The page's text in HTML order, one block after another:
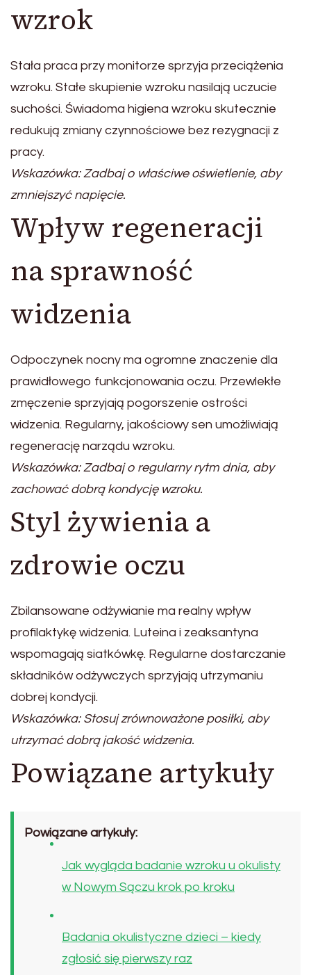
wzrok
Stała praca przy monitorze sprzyja przeciążenia
wzroku. Stałe skupienie wzroku nasilają uczucie
suchości. Świadoma higiena wzroku skutecznie
redukują zmiany czynnościowe bez rezygnacji z
pracy.
Wskazówka: Zadbaj o właściwe oświetlenie, aby
zmniejszyć napięcie.
Wpływ regeneracji
na sprawność
widzenia
Odpoczynek nocny ma ogromne znaczenie dla
prawidłowego funkcjonowania oczu. Przewlekłe
zmęczenie sprzyjają pogorszenie ostrości
widzenia. Regularny, jakościowy sen umożliwiają
regenerację narządu wzroku.
Wskazówka: Zadbaj o regularny rytm dnia, aby
zachować dobrą kondycję wzroku.
Styl żywienia a
zdrowie oczu
Zbilansowane odżywianie ma realny wpływ
profilaktykę widzenia. Luteina i zeaksantyna
wspomagają siatkówkę. Regularne dostarczanie
składników odżywczych sprzyjają utrzymaniu
dobrej kondycji.
Wskazówka: Stosuj zrównoważone posiłki, aby
utrzymać dobrą jakość widzenia.
Powiązane artykuły
Powiązane artykuły:
Jak wygląda badanie wzroku u okulisty
w Nowym Sączu krok po kroku
Badania okulistyczne dzieci – kiedy
zgłosić się pierwszy raz